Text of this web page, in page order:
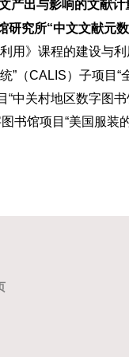
产出与影响的文献
研究所“中文文献元
用》课程的建设与利
（CALIS）子项目“
中关村地区数字图
书馆项目“美国服